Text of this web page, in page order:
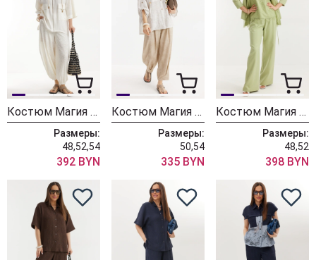
Костюм Магия Моды 2722 молочный
Размеры:
48,52,54
392 BYN
Костюм Магия Моды 2716 беж
Размеры:
50,54
335 BYN
Костюм Магия Моды 2709 фисташковый
Размеры:
48,52
398 BYN